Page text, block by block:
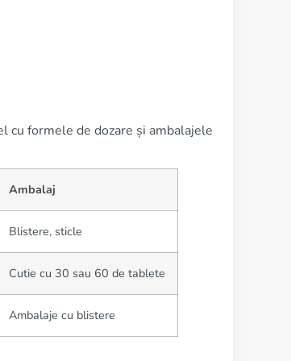
cu formele de dozare și ambalajele
Ambalaj
Blistere, sticle
Cutie cu 30 sau 60 de tablete
Ambalaje cu blistere